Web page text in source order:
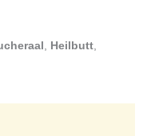
Heilbutt